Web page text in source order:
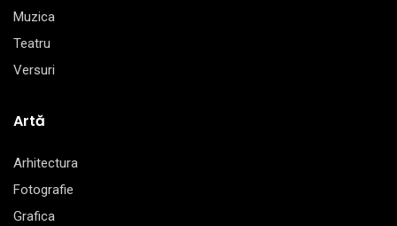
Muzica
Teatru
Versuri
Artă
Arhitectura
Fotografie
Grafica